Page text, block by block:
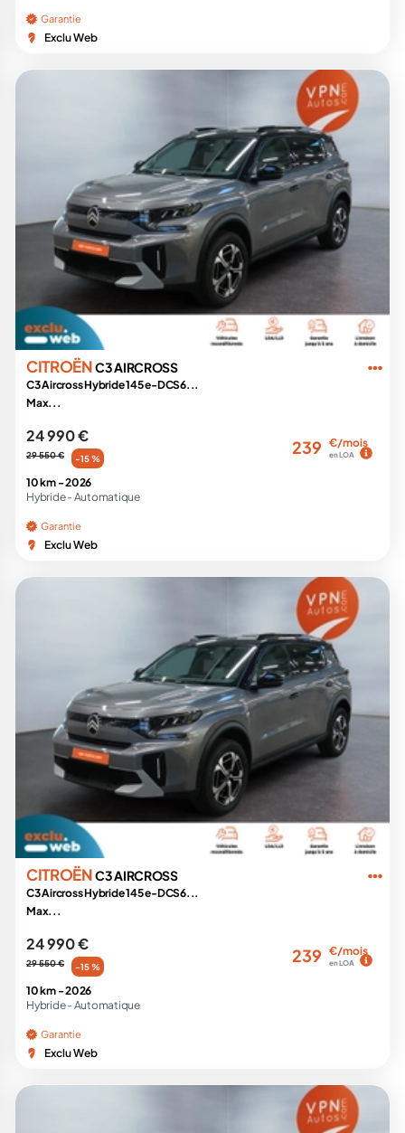
Garantie
Exclu Web
CITROËNC3 AIRCROSS
C3 Aircross Hybride 145 e-DCS6...
Max...
24 990 €
29 550 € -15 %
239 €/mois
en LOA
10 km -2026
Hybride - Automatique
Garantie
Exclu Web
CITROËNC3 AIRCROSS
C3 Aircross Hybride 145 e-DCS6...
Max...
24 990 €
29 550 € -15 %
239 €/mois
en LOA
10 km -2026
Hybride - Automatique
Garantie
Exclu Web